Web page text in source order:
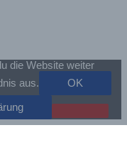
die Website weiter
aus.
OK